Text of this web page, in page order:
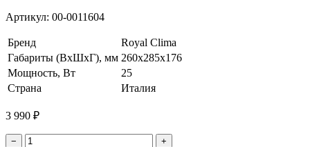
Артикул: 00-0011604
Бренд
Royal Clima
Габариты (ВхШхГ), мм 260x285x176
Мощность, Вт
25
Страна
Италия
3 990 ₽
−
+